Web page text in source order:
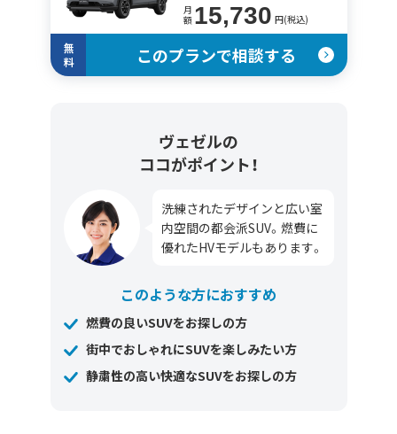
月
額 15,730 円(税込)
無
料
このプランで相談する
ヴェゼルの
ココがポイント！
洗練されたデザインと広い室
内空間の都会派SUV。燃費に
優れたHVモデルもあります。
このような方におすすめ
燃費の良いSUVをお探しの方
街中でおしゃれにSUVを楽しみたい方
静粛性の高い快適なSUVをお探しの方